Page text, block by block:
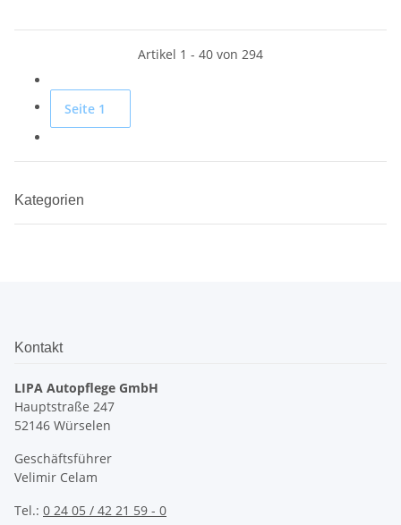
Artikel 1 - 40 von 294
Seite 1
Kategorien
Kontakt
LIPA Autopflege GmbH
Hauptstraße 247
52146 Würselen
Geschäftsführer
Velimir Celam
Tel.: 0 24 05 / 42 21 59 - 0